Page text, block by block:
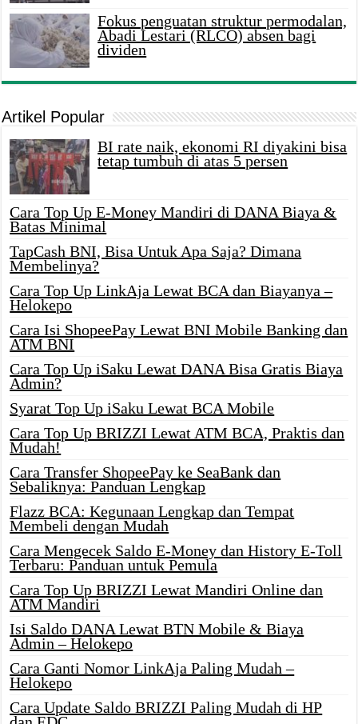
Fokus penguatan struktur permodalan,
Abadi Lestari (RLCO) absen bagi
dividen
Artikel Popular
BI rate naik, ekonomi RI diyakini bisa
tetap tumbuh di atas 5 persen
Cara Top Up E-Money Mandiri di DANA Biaya &
Batas Minimal
TapCash BNI, Bisa Untuk Apa Saja? Dimana
Membelinya?
Cara Top Up LinkAja Lewat BCA dan Biayanya –
Helokepo
Cara Isi ShopeePay Lewat BNI Mobile Banking dan
ATM BNI
Cara Top Up iSaku Lewat DANA Bisa Gratis Biaya
Admin?
Syarat Top Up iSaku Lewat BCA Mobile
Cara Top Up BRIZZI Lewat ATM BCA, Praktis dan
Mudah!
Cara Transfer ShopeePay ke SeaBank dan
Sebaliknya: Panduan Lengkap
Flazz BCA: Kegunaan Lengkap dan Tempat
Membeli dengan Mudah
Cara Mengecek Saldo E-Money dan History E-Toll
Terbaru: Panduan untuk Pemula
Cara Top Up BRIZZI Lewat Mandiri Online dan
ATM Mandiri
Isi Saldo DANA Lewat BTN Mobile & Biaya
Admin – Helokepo
Cara Ganti Nomor LinkAja Paling Mudah –
Helokepo
Cara Update Saldo BRIZZI Paling Mudah di HP